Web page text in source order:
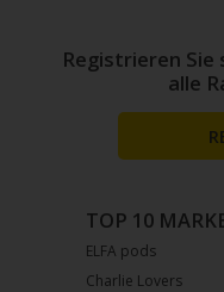
TOP 10
ELFA pods
Charlie Lovers
Registrieren Sie
alle